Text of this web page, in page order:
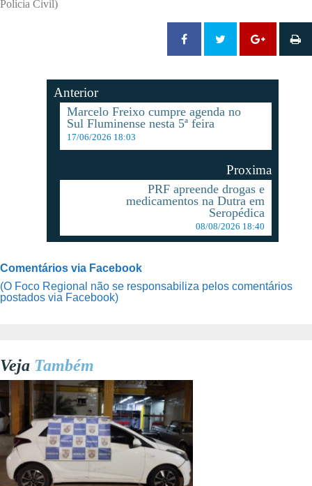
Polícia Civil)
Anterior
Marcelo Freixo cumpre agenda no
Sul Fluminense nesta 5ª feira
17/06/2026 18:03
Proxima
PRF apreende drogas e
medicamentos na Dutra em
Seropédica
08/08/2026 18:40
Comentários via Facebook
(O Foco Regional não se responsabiliza pelos comentários
postados via Facebook)
Veja Também